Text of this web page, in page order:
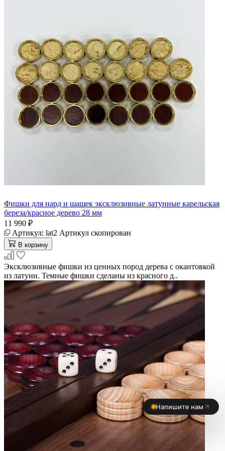
Фишки для нард и шашек эксклюзивные латунные карельская
береза/красное дерево 28 мм
11 990 ₽
Артикул: lat2 Артикул скопирован
В корзину
Эксклюзивные фишки из ценных пород дерева с окантовкой
из латуни. Темные фишки сделаны из красного д..